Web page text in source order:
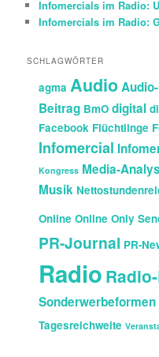
Infomercials im Radio:
Infomercials im Radio:
SCHLAGWÖRTER
agma Audio
Beitrag BmO digital
Facebook Flüchtlinge
Infomercial
Kongress Media-
Musik
Online Online Only
PR-Journal PR-
Radio
Sonderwerbeformen
Tagesreichweite